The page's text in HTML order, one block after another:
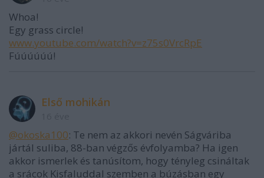
Whoa!
Egy grass circle!
www.youtube.com/watch?v=z75s0VrcRpE
Fúúúúúú!
Első mohikán
@okoska100: Te nem az akkori nevén Ságváriba
jártál suliba, 88-ban végzős évfolyamba? Ha igen
akkor ismerlek és tanúsítom, hogy tényleg csináltak
a srácok Kisfaluddal szemben a búzásban egy